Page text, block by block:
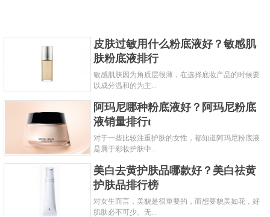
皮肤过敏用什么粉底液好？敏感肌
肤粉底液排行
敏感肌肤因为角质层很薄，在选择底妆产品的时候要
以成分温和的为主...
阿玛尼哪种粉底液好？阿玛尼粉底
液销量排行t
对于一些比较注重护肤的女性，都知道阿玛尼粉底液
是属于彩妆护肤中...
美白去黄护肤品哪款好？美白祛黄
护肤品排行榜
对女生而言，美貌是很重要的，而想要貌美如花，好
肌肤必不可少。无...